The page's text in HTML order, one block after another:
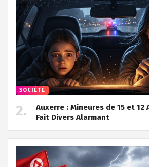
SOCIÉTÉ
Auxerre : Mineures de 15 et 12
Fait Divers Alarmant